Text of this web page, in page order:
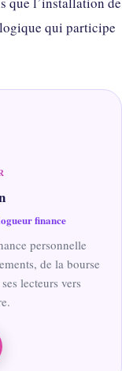
qui participe
finance
personnelle
de la bourse
lecteurs vers